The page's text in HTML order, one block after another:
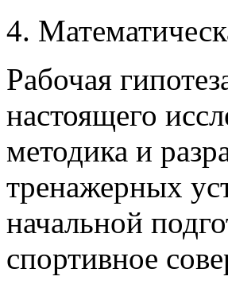
4.
Рабочая
настоящего
методика и
тренажерных
начальной
спортивное